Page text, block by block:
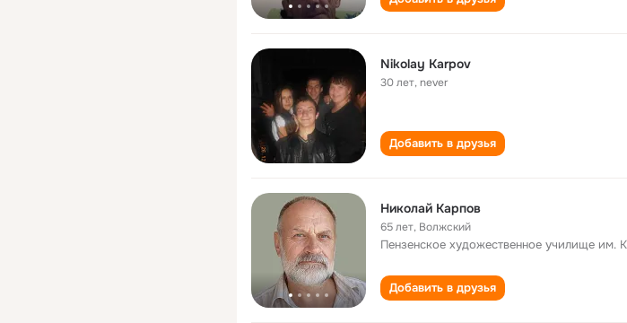
Nikolay Karpov
30 лет,never
Добавить в друзья
Николай Карпов
65 лет, Волжский
Пензенское художественное училище им.
Добавить в друзья